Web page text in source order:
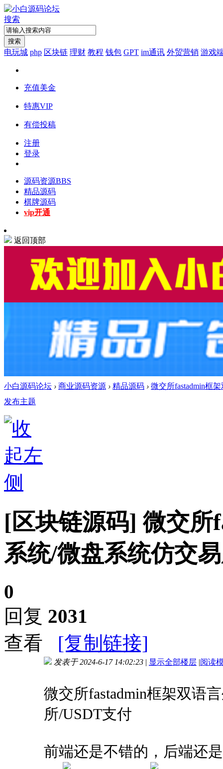
搜索
搜索
电玩城 php 区块链 理财 教程 钱包 GPT im通讯 外贸营销 游戏
充值美金
特惠VIP
有偿投稿
注册
登录
源码资源BBS
精品源码
棋牌源码
vip开通
返回顶部
小白源码论坛 › 商业源码资源 › 精品源码 › 微交所fastadmin框
发布主题
[区块链源码]微交所
系统/微盘系统仿交
0
回复 2031
查看
[复制链接]
发表于 2024-6-17 14:02:23 | 显示全部楼层 |阅读
微交所fastadmin框架双语
所/USDT支付
前端还是不错的，后端还